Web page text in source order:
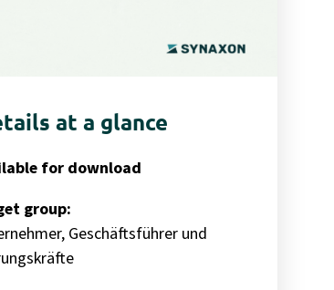
at a glance
for download
group:
Geschäftsführer und